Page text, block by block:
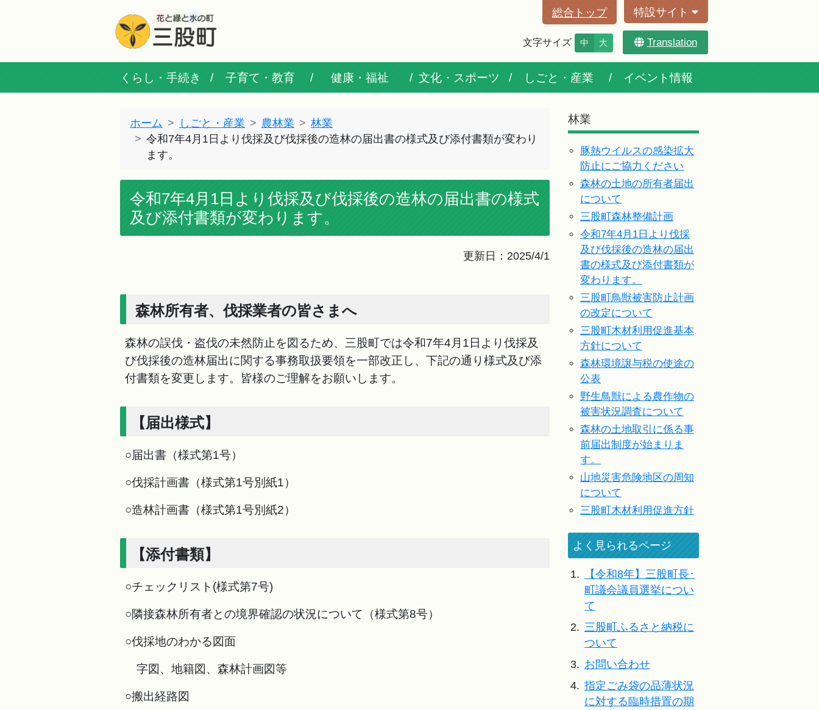
総合トップ 特設サイト
文字サイズ 中 大 Translation
くらし・手続き 子育て・教育 健康・福祉 文化・スポーツ しごと・産業 イベント情報
ホーム しごと・産業 農林業
林業
令和7年4月1日より伐採及び伐採後の造林の届出書の様式及び添付書類が変わり
ます。
令和7年4月1日より伐採及び伐採後の造林の届出書の様式
及び添付書類が変わります。
更新日：2025/4/1
森林所有者、伐採業者の皆さまへ
森林の誤伐・盗伐の未然防止を図るため、三股町では令和7年4月1日より伐採及
び伐採後の造林届出に関する事務取扱要領を一部改正し、下記の通り様式及び添
付書類を変更します。皆様のご理解をお願いします。
【届出様式】
○届出書（様式第1号）
○伐採計画書（様式第1号別紙1）
○造林計画書（様式第1号別紙2）
【添付書類】
○チェックリスト(様式第7号)
○隣接森林所有者との境界確認の状況について（様式第8号）
○伐採地のわかる図面
字図、地籍図、森林計画図等
○搬出経路図
林業
豚熱ウイルスの感染拡大
防止にご協力ください
森林の土地の所有者届出
について
三股町森林整備計画
令和7年4月1日より伐採
及び伐採後の造林の届出
書の様式及び添付書類が
変わります。
三股町鳥獣被害防止計画
の改定について
三股町木材利用促進基本
方針について
森林環境譲与税の使途の
公表
野生鳥獣による農作物の
被害状況調査について
森林の土地取引に係る事
前届出制度が始まりま
す。
山地災害危険地区の周知
について
三股町木材利用促進方針
よく見られるページ
1.
【令和8年】三股町長･
町議会議員選挙につい
て
2. 三股町ふるさと納税に
ついて
3. お問い合わせ
4. 指定ごみ袋の品薄状況
に対する臨時措置の期